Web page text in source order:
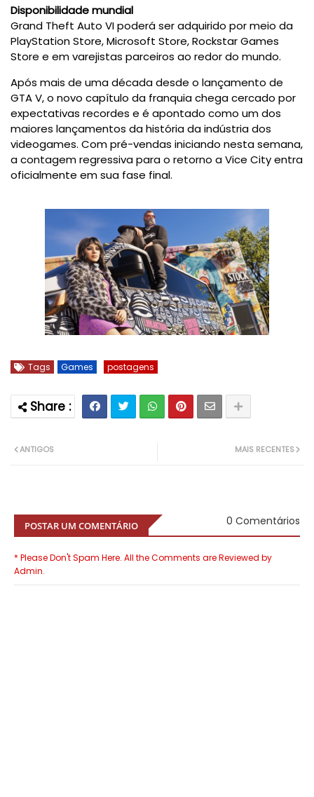
Disponibilidade mundial
Grand Theft Auto VI poderá ser adquirido por meio da
PlayStation Store, Microsoft Store, Rockstar Games
Store e em varejistas parceiros ao redor do mundo.
Após mais de uma década desde o lançamento de
GTA V, o novo capítulo da franquia chega cercado por
expectativas recordes e é apontado como um dos
maiores lançamentos da história da indústria dos
videogames. Com pré-vendas iniciando nesta semana,
a contagem regressiva para o retorno a Vice City entra
oficialmente em sua fase final.
Tags Games postagens
MAIS RECENTES
ANTIGOS
POSTAR UM COMENTÁRIO 0 Comentários
* Please Don't Spam Here. All the Comments are Reviewed by
Admin.